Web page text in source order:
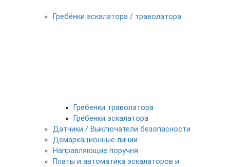
Гребёнки эскалатора / траволатора
Гребенки траволатора
Гребенки эскалатора
Датчики / Выключатели безопасности
Демаркационные линии
Направляющие поручня
Платы и автоматика эскалаторов и